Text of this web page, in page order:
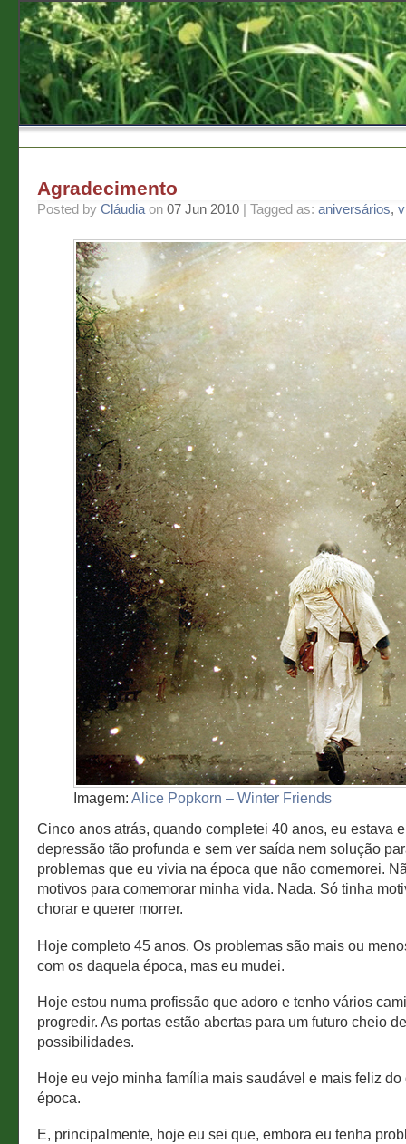
Agradecimento
Posted by Cláudia on 07 Jun 2010 | Tagged as: aniversários,
Imagem: Alice Popkorn – Winter Friends
Cinco anos atrás, quando completei 40 anos, eu estava
depressão tão profunda e sem ver saída nem solução
problemas que eu vivia na época que não comemorei.
motivos para comemorar minha vida. Nada. Só tinha
chorar e querer morrer.
Hoje completo 45 anos. Os problemas são mais ou
com os daquela época, mas eu mudei.
Hoje estou numa profissão que adoro e tenho vários
progredir. As portas estão abertas para um futuro cheio de
possibilidades.
Hoje eu vejo minha família mais saudável e mais feliz
época.
E, principalmente, hoje eu sei que, embora eu tenha